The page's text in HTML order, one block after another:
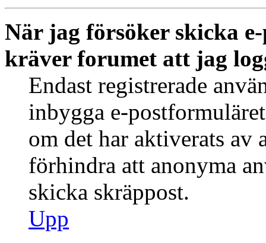
När jag försöker skicka
kräver forumet att jag
Endast registrerade
inbygga e-
om det har aktiverats av
förhindra att anonyma
skicka skräppost.
Upp